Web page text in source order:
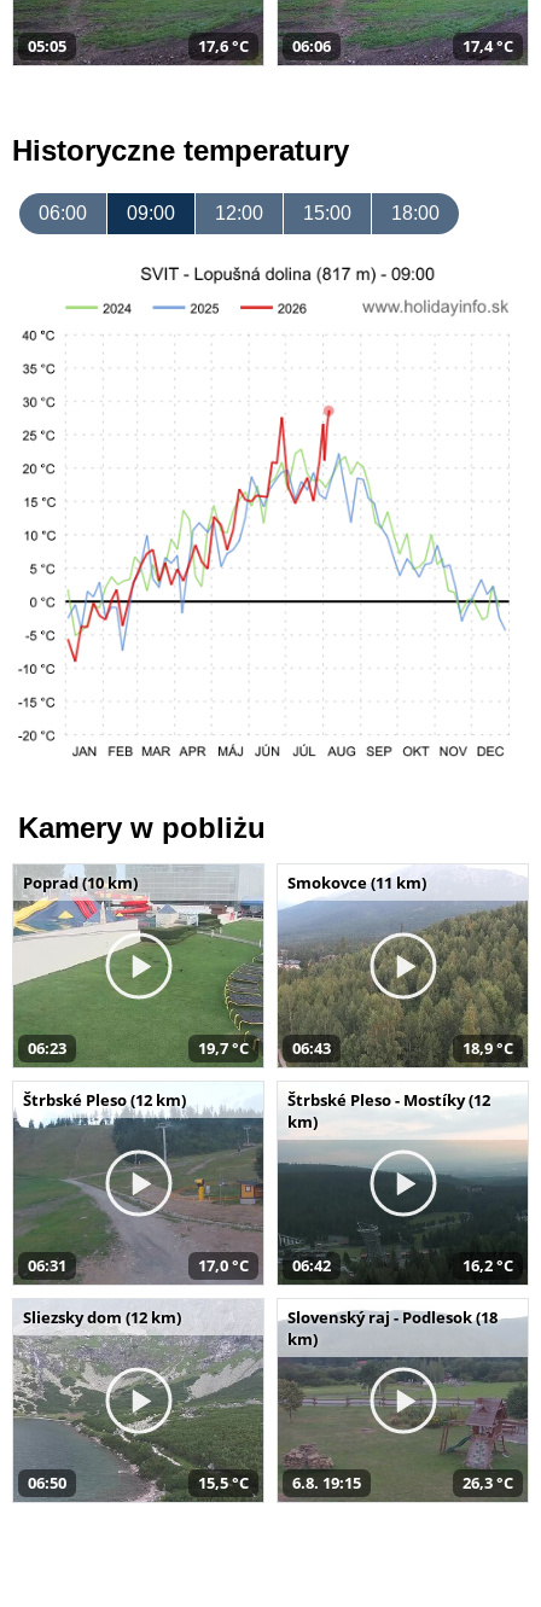
05:05 17,6 °C 06:06 17,4 °C
Historyczne temperatury
06:00 09:00 12:00 15:00 18:00
Kamery w pobliżu
Poprad (10 km)
06:23 19,7 °C
Smokovce (11 km)
06:43 18,9 °C
Štrbské Pleso (12 km)
06:31 17,0 °C
Štrbské Pleso - Mostíky (12
km)
06:42 16,2 °C
Sliezsky dom (12 km)
06:50 15,5 °C
Slovenský raj - Podlesok (18
km)
6.8. 19:15 26,3 °C